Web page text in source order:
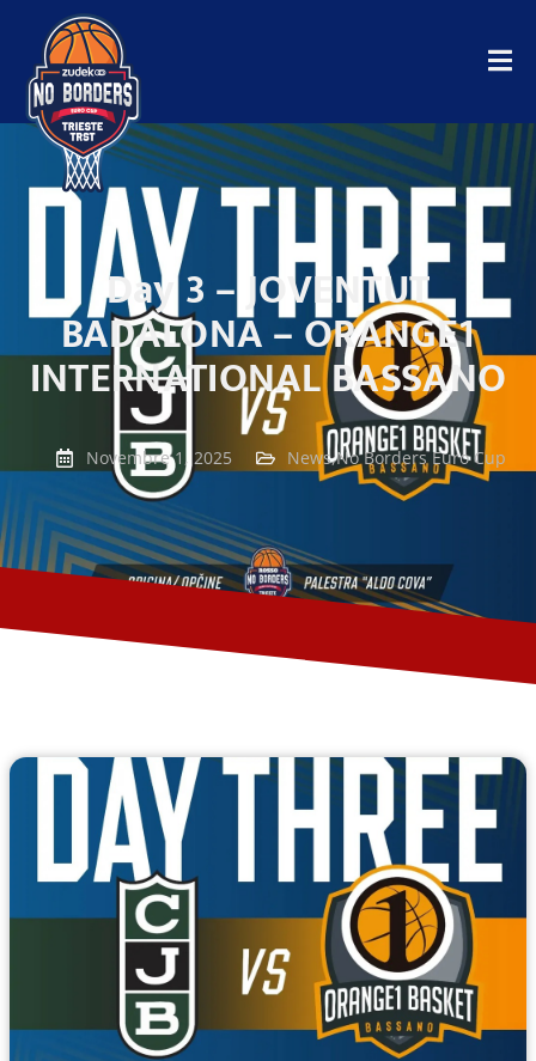
Day 3 – JOVENTUT
BADALONA – ORANGE1
INTERNATIONAL BASSANO
Novembre 1, 2025 News,No Borders Euro Cup